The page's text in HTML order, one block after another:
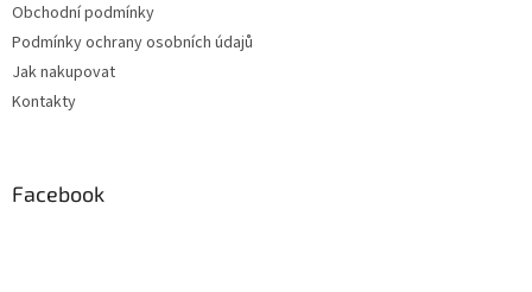
Obchodní podmínky
Podmínky ochrany osobních údajů
Jak nakupovat
Kontakty
Facebook